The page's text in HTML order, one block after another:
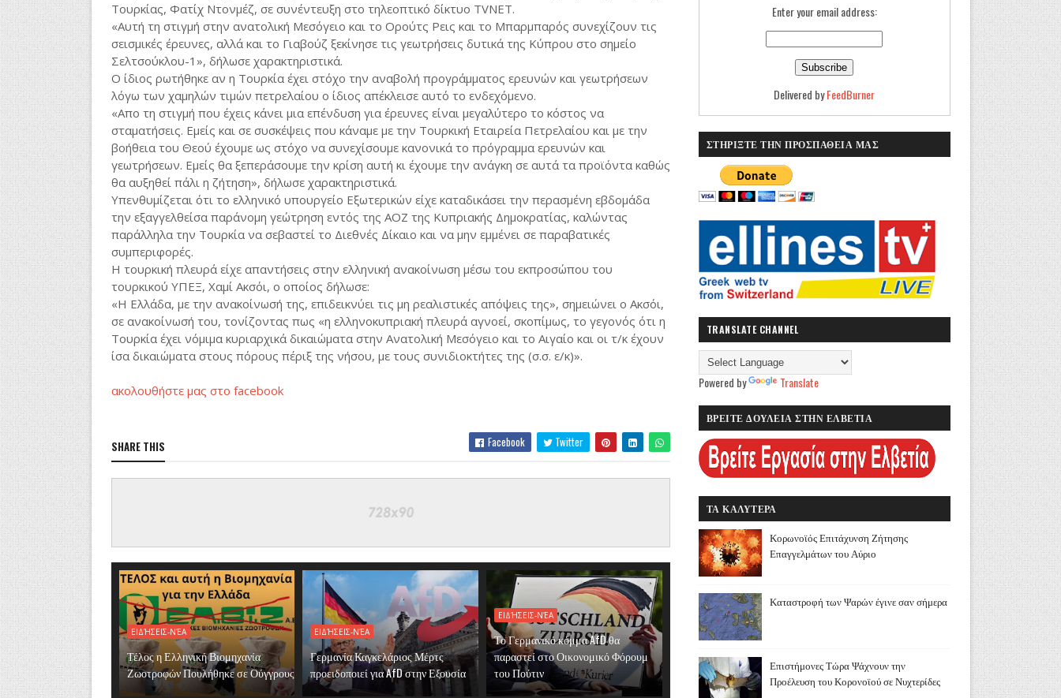
Τουρκίας, Φατίχ Ντονμέζ, σε συνέντευξη στο τηλεοπτικό δίκτυο TVNET.
«Αυτή τη στιγμή στην ανατολική Μεσόγειο και το Oρούτς Ρεις και το Μπαρμπαρός συνεχίζουν τις
σεισμικές έρευνες, αλλά και το Γιαβούζ ξεκίνησε τις γεωτρήσεις δυτικά της Κύπρου στο σημείο
Σελτσούκλου-1», δήλωσε χαρακτηριστικά.
Ο ίδιος ρωτήθηκε αν η Τουρκία έχει στόχο την αναβολή προγράμματος ερευνών και γεωτρήσεων
λόγω των χαμηλών τιμών πετρελαίου o ίδιος απέκλεισε αυτό το ενδεχόμενο.
«Απο τη στιγμή που έχεις κάνει μια επένδυση για έρευνες είναι μεγαλύτερο το κόστος να
σταματήσεις. Εμείς και σε συσκέψεις που κάναμε με την Τουρκική Εταιρεία Πετρελαίου και με την
βοήθεια του Θεού έχουμε ως στόχο να συνεχίσουμε κανονικά το πρόγραμμα ερευνών και
γεωτρήσεων. Εμείς θα ξεπεράσουμε την κρίση αυτή κι έχουμε την ανάγκη σε αυτά τα προϊόντα καθώς
θα αυξηθεί πάλι η ζήτηση», δήλωσε χαρακτηριστικά.
Υπενθυμίζεται ότι το ελληνικό υπουργείο Εξωτερικών είχε καταδικάσει την περασμένη εβδομάδα
την εξαγγελθείσα παράνομη γεώτρηση εντός της ΑΟΖ της Κυπριακής Δημοκρατίας, καλώντας
παράλληλα την Τουρκία να σεβαστεί το Διεθνές Δίκαιο και να μην εμμένει σε παραβατικές
συμπεριφορές.
Η τουρκική πλευρά είχε απαντήσεις στην ελληνική ανακοίνωση μέσω του εκπροσώπου του
τουρκικού ΥΠΕΞ, Χαμί Ακσόι, ο οποίος δήλωσε:
«Η Ελλάδα, με την ανακοίνωσή της, επιδεικνύει τις μη ρεαλιστικές απόψεις της», σημειώνει ο Ακσόι,
σε ανακοίνωσή του, τονίζοντας πως «η ελληνοκυπριακή πλευρά αγνοεί, σκοπίμως, το γεγονός ότι η
Τουρκία έχει νόμιμα κυριαρχικά δικαιώματα στην Ανατολική Μεσόγειο και το Αιγαίο και οι τ/κ έχουν
ίσα δικαιώματα στους πόρους πέριξ της νήσου, με τους συνιδιοκτήτες της (σ.σ. ε/κ)».
ακολουθήστε μας στο facebook
SHARE THIS Facebook Twitter
ΕΙΔΉΣΕΙΣ-ΝΈΑ
Τέλος η Ελληνική Βιομηχανία
Ζωοτροφών Πουλήθηκε σε Ούγγρους
ΕΙΔΉΣΕΙΣ-ΝΈΑ
Γερμανία Καγκελάριος Μέρτς
προειδοποιεί για AfD στην Εξουσία
ΕΙΔΉΣΕΙΣ-ΝΈΑ
Το Γερμανικό κόμμα AfD θα
παραστεί στο Οικονομικό Φόρουμ
του Πούτιν
Enter your email address:
Delivered byFeedBurner
ΣΤΗΡΙΞΤΕ ΤΗΝ ΠΡΟΣΠΑΘΕΙΑ ΜΑΣ
TRANSLATE CHANNEL
Powered by Translate
ΒΡΕΙΤΕ ΔΟΥΛΕΙΑ ΣΤΗΝ ΕΛΒΕΤΙΑ
ΤΑ ΚΑΛΥΤΕΡΑ
Κορωνοϊός Επιτάχυνση Ζήτησης
Επαγγελμάτων του Αύριο
Καταστροφή των Ψαρών έγινε σαν σήμερα
Επιστήμονες Τώρα Ψάχνουν την
Προέλευση του Κορονοϊού σε Νυχτερίδες